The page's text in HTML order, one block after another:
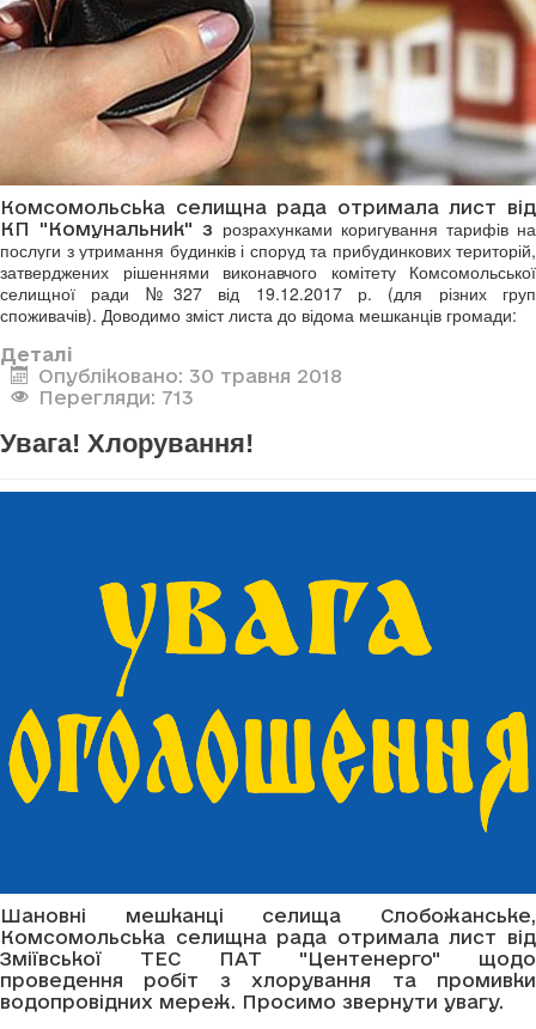
Комсомольська селищна рада отримала лист від
КП "Комунальник" з розрахунками коригування тарифів на
послуги з утримання будинків і споруд та прибудинкових територій,
затверджених рішеннями виконавчого комітету Комсомольської
селищної ради №327 від 19.12.2017 р. (для різних груп
споживачів). Доводимо зміст листа до відома мешканців громади:
Деталі
Опубліковано: 30 травня 2018
Перегляди: 713
Увага! Хлорування!
Шановні мешканці селища Слобожанське,
Комсомольська селищна рада отримала лист від
Зміївської ТЕС ПАТ "Центенерго" щодо
проведення робіт з хлорування та промивки
водопровідних мереж. Просимо звернути увагу.